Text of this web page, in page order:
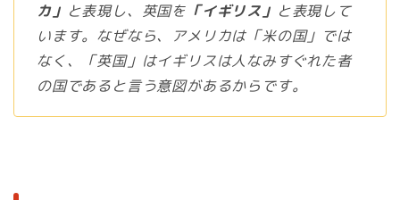
カ」 と表現し、英国を 「イギリス」 と表現して
います。なぜなら、アメリカは「米の国」では
なく、「英国」はイギリスは人なみすぐれた者
の国であると言う意図があるからです。